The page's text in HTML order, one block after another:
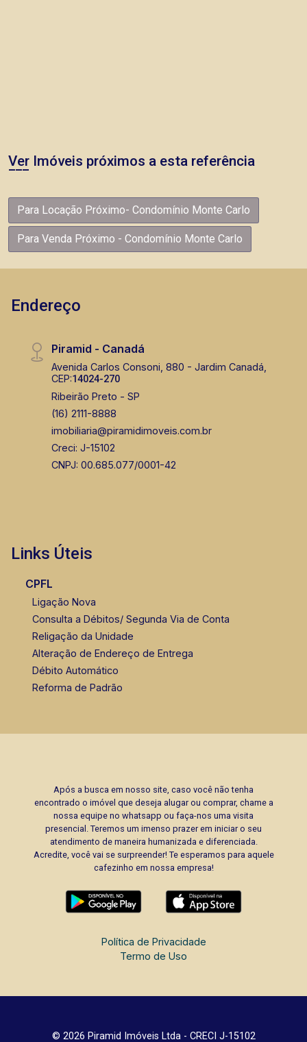
Ver Imóveis próximos a esta referência
Para Locação Próximo- Condomínio Monte Carlo
Para Venda Próximo - Condomínio Monte Carlo
Endereço
Piramid - Canadá
Avenida Carlos Consoni, 880 - Jardim Canadá,
CEP:14024-270
Ribeirão Preto - SP
(16) 2111-8888
imobiliaria@piramidimoveis.com.br
Creci: J-15102
CNPJ: 00.685.077/0001-42
Links Úteis
CPFL
Ligação Nova
Consulta a Débitos/ Segunda Via de Conta
Religação da Unidade
Alteração de Endereço de Entrega
Débito Automático
Reforma de Padrão
Após a busca em nosso site, caso você não tenha
encontrado o imóvel que deseja alugar ou comprar, chame a
nossa equipe no whatsapp ou faça-nos uma visita
presencial. Teremos um imenso prazer em iniciar o seu
atendimento de maneira humanizada e diferenciada.
Acredite, você vai se surpreender! Te esperamos para aquele
cafezinho em nossa empresa!
Política de Privacidade
Termo de Uso
© 2026 Piramid Imóveis Ltda - CRECI J-15102